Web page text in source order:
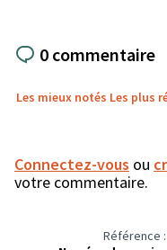
0 commentaire
Les mieux notés Les plus
Connectez-vous ou
votre commentaire.
Référence :